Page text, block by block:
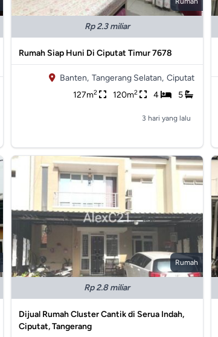
Rp 2.3 miliar
Rumah Siap Huni Di Ciputat Timur 7678
Banten, Tangerang Selatan, Ciputat
127m2 120m2 4 5
3 hari yang lalu
Rumah
Rp 2.8 miliar
Dijual Rumah Cluster Cantik di Serua Indah,
Ciputat, Tangerang